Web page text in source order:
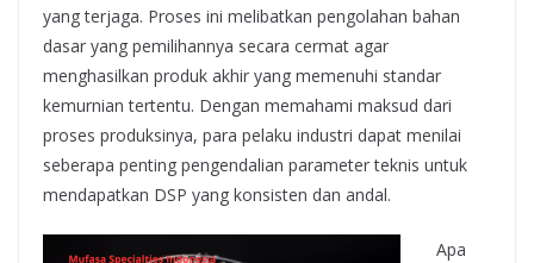
yang terjaga. Proses ini melibatkan pengolahan bahan
dasar yang pemilihannya secara cermat agar
menghasilkan produk akhir yang memenuhi standar
kemurnian tertentu. Dengan memahami maksud dari
proses produksinya, para pelaku industri dapat menilai
seberapa penting pengendalian parameter teknis untuk
mendapatkan DSP yang konsisten dan andal.
Apa